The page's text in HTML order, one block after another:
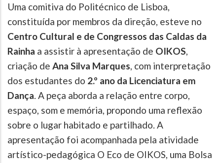
Uma comitiva do Politécnico de Lisboa,
constituída por membros da direção, esteve no
Centro Cultural e de Congressos das Caldas da
Rainha a assistir à apresentação de OIKOS,
criação de Ana Silva Marques, com interpretação
dos estudantes do 2.º ano da Licenciatura em
Dança. A peça aborda a relação entre corpo,
espaço, som e memória, propondo uma reflexão
sobre o lugar habitado e partilhado. A
apresentação foi acompanhada pela atividade
artístico-pedagógica O Eco de OIKOS, uma Bolsa